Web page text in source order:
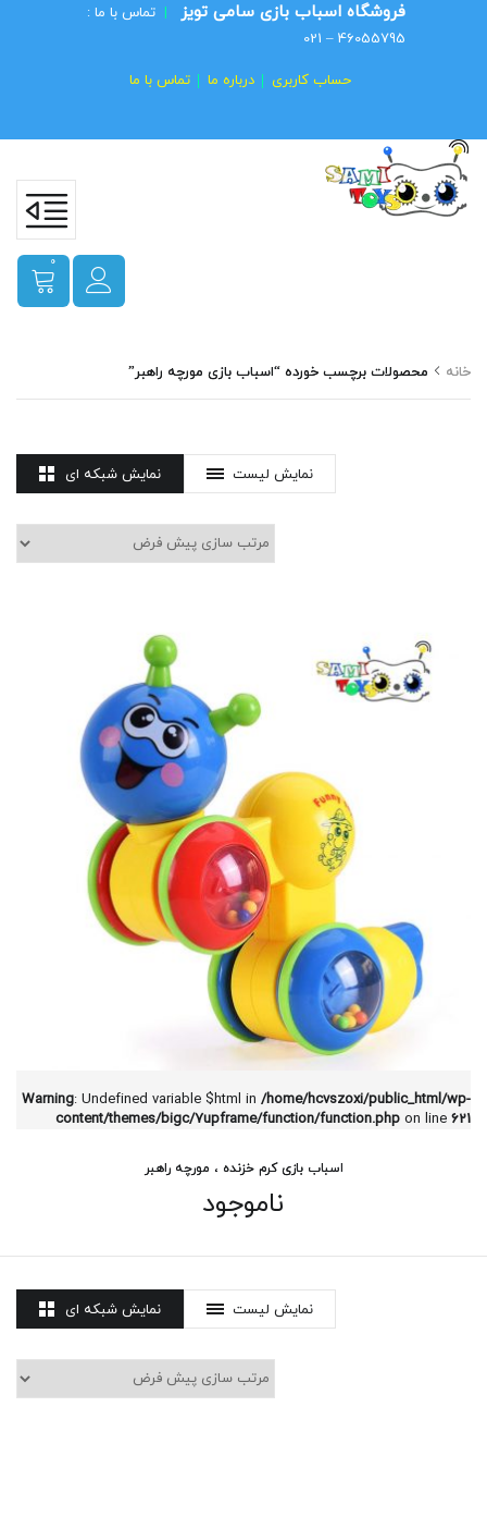
فروشگاه اسباب بازی سامی تویز | تماس با ما :
46055795 – 021
حساب کاربری درباره ما تماس با ما
0
خانه محصولات برچسب خورده “اسباب بازی مورچه راهبر”
نمایش شبکه ای نمایش لیست
Warning: Undefined variable $html in /home/hcvszoxi/public_html/wp-
content/themes/bigc/7upframe/function/function.php on line 621
اسباب بازی کرم خزنده ، مورچه راهبر
ناموجود
نمایش شبکه ای نمایش لیست